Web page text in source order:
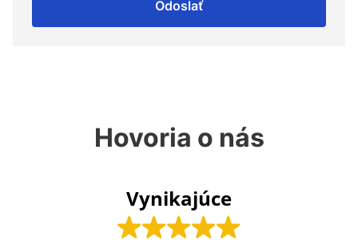
Odoslať
Hovoria o nás
Vynikajúce